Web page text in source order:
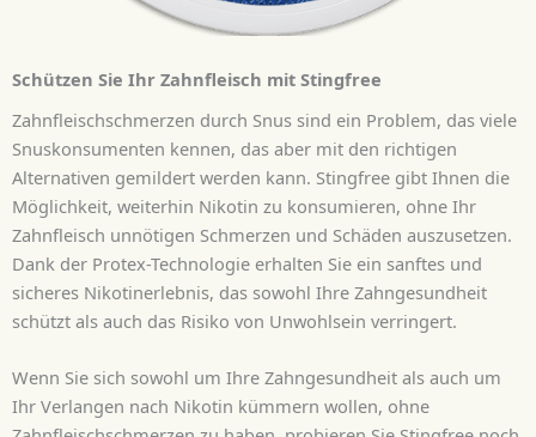
Schützen Sie Ihr Zahnfleisch mit Stingfree
Zahnfleischschmerzen durch Snus sind ein Problem, das viele
Snuskonsumenten kennen, das aber mit den richtigen
Alternativen gemildert werden kann. Stingfree gibt Ihnen die
Möglichkeit, weiterhin Nikotin zu konsumieren, ohne Ihr
Zahnfleisch unnötigen Schmerzen und Schäden auszusetzen.
Dank der Protex-Technologie erhalten Sie ein sanftes und
sicheres Nikotinerlebnis, das sowohl Ihre Zahngesundheit
schützt als auch das Risiko von Unwohlsein verringert.
Wenn Sie sich sowohl um Ihre Zahngesundheit als auch um
Ihr Verlangen nach Nikotin kümmern wollen, ohne